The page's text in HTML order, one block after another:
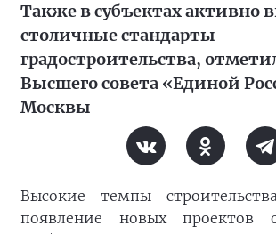
Также в субъектах активно
столичные стандарты
градостроительства,
Высшего совета «Единой
Москвы
Высокие темпы
появление новых проектов